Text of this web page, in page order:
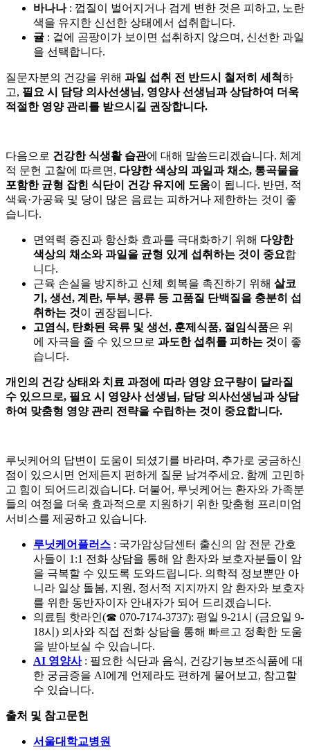
바나나: 껍질이 벌어지거나 검게 변한 것은 피하고, 노란
색을 유지한 신선한 상태에서 섭취합니다.
귤 : 겉에 곰팡이가 보이면 섭취하지 않으며, 신선한 과일
을 선택합니다.
질문자분의 건강을 위해 과일 섭취 전 반드시 철저히 세척하
고, 필요 시 담당 의사선생님, 영양사 선생님과 상담하여 더욱
적절한 영양 관리를 받으시길 권장합니다.
다음으로 건강한 식생활 습관에 대해 말씀드리겠습니다. 체계
적 문헌 고찰에 따르면, 다양한 색상의 과일과 채소, 통곡물을
포함한 균형 잡힌 식단이 건강 유지에 도움이 됩니다. 반면, 적
색육·가공육 및 당이 많은 음료는 피하거나 제한하는 것이 좋
습니다.
면역력 증진과 항산화 효과를 극대화하기 위해 다양한
색상의 채소와 과일을 균형 있게 섭취하는 것이 중요합
니다.
근육 손실을 방지하고 신체 회복을 촉진하기 위해 살코
기, 생선, 계란, 두부, 콩류 등 고품질 단백질을 충분히 섭
취하는 것이 권장됩니다.
고염식, 탄화된 육류 및 생선, 훈제식품, 절임식품은 위
에 자극을 줄 수 있으므로 과도한 섭취를 피하는 것이 좋
습니다.
개인의 건강 상태와 치료 과정에 따라 영양 요구량이 달라질
수 있으므로, 필요 시 영양사 선생님, 담당 의사선생님과 상담
하여 맞춤형 영양 관리 전략을 수립하는 것이 중요합니다.
루닛케어의 답변이 도움이 되셨기를 바라며, 추가로 궁금하신
점이 있으시면 언제든지 편하게 질문 남겨주세요. 함께 고민하
고 힘이 되어드리겠습니다. 더불어, 루닛케어는 환자와 가족분
들의 여정을 더욱 효과적으로 지원하기 위한 맞춤형 프리미엄
서비스를 제공하고 있습니다.
루닛케어플러스 : 국가암상담센터 출신의 암 전문 간호
사들이 1:1 전화 상담을 통해 암 환자와 보호자분들이 암
을 극복할 수 있도록 도와드립니다. 의학적 정보뿐만 아
니라 일상 돌봄, 지원, 정서적 지지까지 암 환자와 보호자
를 위한 동반자이자 안내자가 되어 드리겠습니다.
의료팀 핫라인(☎ 070-7174-3737): 평일 9-21시 (금요일 9-
18시) 의사와 직접 전화 상담을 통해 빠르고 정확한 도움
을 받아보실 수 있습니다.
AI 영양사: 필요한 식단과 음식, 건강기능보조식품에 대
한 궁금증을 AI에게 언제라도 편하게 물어보고, 참고할
수 있습니다.
출처 및 참고문헌
서울대학교병원